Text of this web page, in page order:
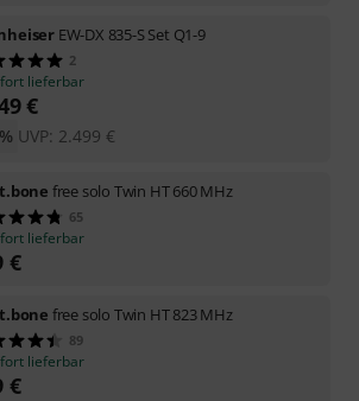
EW-DX 835-S Set Q1-9
2
lieferbar
€
UVP: 2.499 €
free solo Twin HT 660 MHz
65
lieferbar
€
free solo Twin HT 823 MHz
89
lieferbar
€